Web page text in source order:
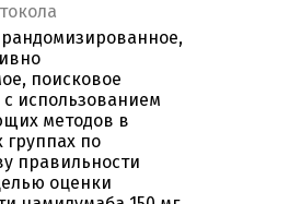
поисковое
использованием
методов в
группах по
правильности
оценки